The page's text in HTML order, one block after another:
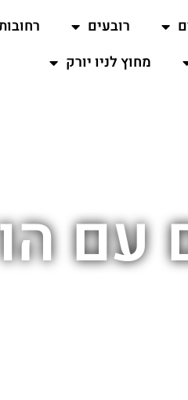
רובעים
מחוץ לניו יורק
עם